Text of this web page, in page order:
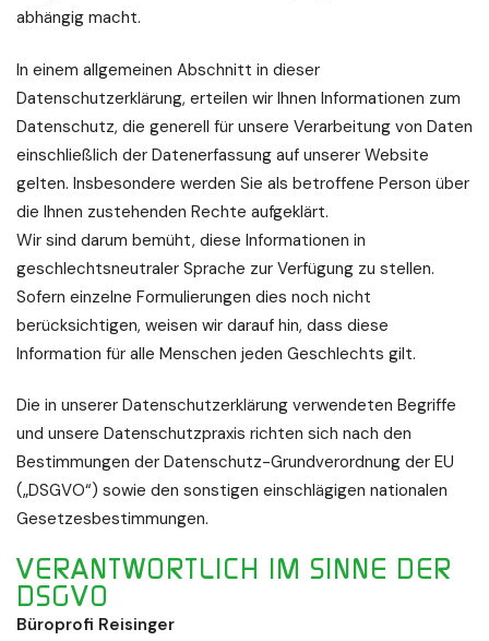
abhängig macht.
In einem allgemeinen Abschnitt in dieser
Datenschutzerklärung, erteilen wir Ihnen Informationen zum
Datenschutz, die generell für unsere Verarbeitung von Daten
einschließlich der Datenerfassung auf unserer Website
gelten. Insbesondere werden Sie als betroffene Person über
die Ihnen zustehenden Rechte aufgeklärt.
Wir sind darum bemüht, diese Informationen in
geschlechtsneutraler Sprache zur Verfügung zu stellen.
Sofern einzelne Formulierungen dies noch nicht
berücksichtigen, weisen wir darauf hin, dass diese
Information für alle Menschen jeden Geschlechts gilt.
Die in unserer Datenschutzerklärung verwendeten Begriffe
und unsere Datenschutzpraxis richten sich nach den
Bestimmungen der Datenschutz-Grundverordnung der EU
(„DSGVO“) sowie den sonstigen einschlägigen nationalen
Gesetzesbestimmungen.
VERANTWORTLICH IM SINNE DER
DSGVO
Büroprofi Reisinger